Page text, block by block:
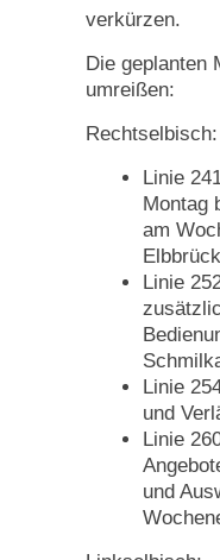
verkürzen.
Die geplanten
umreißen:
Rechtselbisch:
Linie
Montag
am
Linie
Linie
und
Linie
und